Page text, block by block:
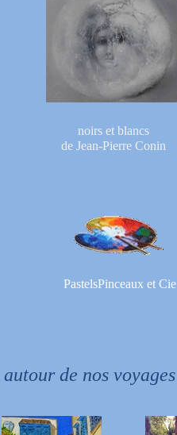
noirs et blancs
de Jean-Pierre Conin
PastelsPinceaux et Cie
autour de nos voyages